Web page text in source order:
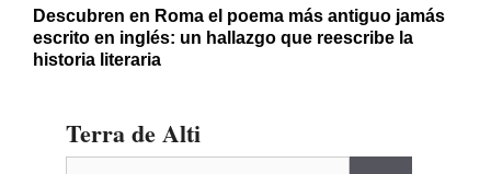
Descubren en Roma el poema más antiguo jamás
escrito en inglés: un hallazgo que reescribe la
historia literaria
Terra de Alti